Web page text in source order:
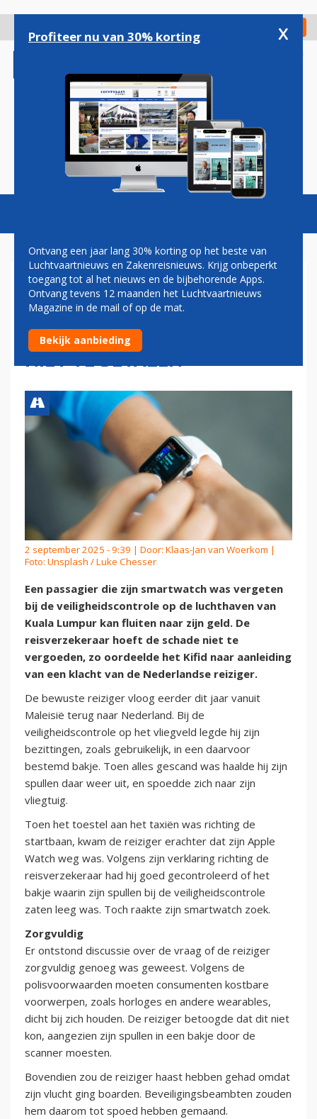
gaan
Check in
Magazine Podcasts Vacatures
SMARTWATCH VERGETEN BIJ
VEILIGHEIDSCONTROLE:
REISVERZEKERING HOEFT
NIET TE BETALEN
2 september 2025 - 9:39 | Door: Klaas-Jan van Woerkom |
Foto: Unsplash / Luke Chesser
Een passagier die zijn smartwatch was vergeten
bij de veiligheidscontrole op de luchthaven van
Kuala Lumpur kan fluiten naar zijn geld. De
reisverzekeraar hoeft de schade niet te
vergoeden, zo oordeelde het Kifid naar aanleiding
van een klacht van de Nederlandse reiziger.
De bewuste reiziger vloog eerder dit jaar vanuit
Maleisië terug naar Nederland. Bij de
veiligheidscontrole op het vliegveld legde hij zijn
bezittingen, zoals gebruikelijk, in een daarvoor
bestemd bakje. Toen alles gescand was haalde hij zijn
spullen daar weer uit, en spoedde zich naar zijn
vliegtuig.
Toen het toestel aan het taxiën was richting de
startbaan, kwam de reiziger erachter dat zijn Apple
Watch weg was. Volgens zijn verklaring richting de
reisverzekeraar had hij goed gecontroleerd of het
bakje waarin zijn spullen bij de veiligheidscontrole
zaten leeg was. Toch raakte zijn smartwatch zoek.
Zorgvuldig
Er ontstond discussie over de vraag of de reiziger
zorgvuldig genoeg was geweest. Volgens de
polisvoorwaarden moeten consumenten kostbare
voorwerpen, zoals horloges en andere wearables,
dicht bij zich houden. De reiziger betoogde dat dit niet
kon, aangezien zijn spullen in een bakje door de
scanner moesten.
Bovendien zou de reiziger haast hebben gehad omdat
zijn vlucht ging boarden. Beveiligingsbeambten zouden
hem daarom tot spoed hebben gemaand.
Profiteer nu van 30% korting x
Ontvang een jaar lang 30% korting op het beste van
Luchtvaartnieuws en Zakenreisnieuws. Krijg onbeperkt
toegang tot al het nieuws en de bijbehorende Apps.
Ontvang tevens 12 maanden het Luchtvaartnieuws
Magazine in de mail of op de mat.
Bekijk aanbieding